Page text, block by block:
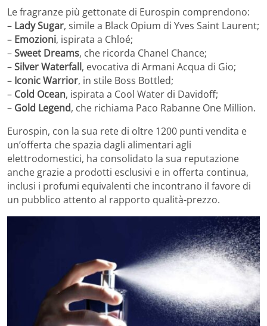
Le fragranze più gettonate di Eurospin comprendono:
– Lady Sugar, simile a Black Opium di Yves Saint Laurent;
– Emozioni, ispirata a Chloé;
–Sweet Dreams, che ricorda Chanel Chance;
–Silver Waterfall, evocativa di Armani Acqua di Gio;
– Iconic Warrior, in stile Boss Bottled;
– Cold Ocean, ispirata a Cool Water di Davidoff;
– Gold Legend, che richiama Paco Rabanne One Million.
Eurospin, con la sua rete di oltre 1200 punti vendita e
un’offerta che spazia dagli alimentari agli
elettrodomestici, ha consolidato la sua reputazione
anche grazie a prodotti esclusivi e in offerta continua,
inclusi i profumi equivalenti che incontrano il favore di
un pubblico attento al rapporto qualità-prezzo.